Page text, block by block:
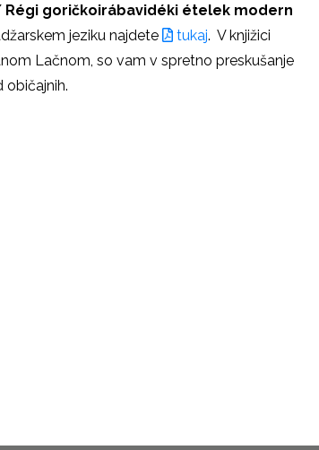
goričkoirábavidéki ételek modern
jeziku najdete tukaj. V knjižici
Lačnom, so vam v spretno preskušanje
običajnih.